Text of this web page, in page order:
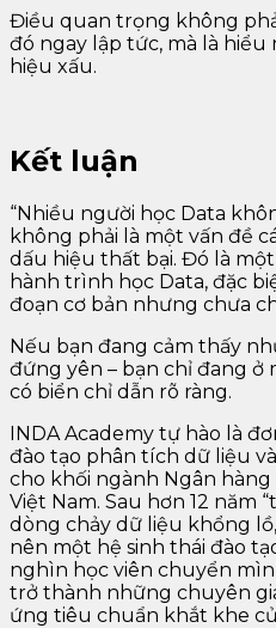
Điều quan trọng không
đó ngay lập tức, mà là
hiệu xấu.
Kết luận
“Nhiều người học Data
không phải là một vấn đề
dấu hiệu thất bại. Đó là
hành trình học Data, đặc
đoạn cơ bản nhưng chưa
Nếu bạn đang cảm thấy
đứng yên – bạn chỉ đang
có biển chỉ dẫn rõ ràng.
INDA Academy tự hào là
đào tạo phân tích dữ liệu
cho khối ngành Ngân hàng
Việt Nam. Sau hơn 12 năm
dòng chảy dữ liệu khổng
nên một hệ sinh thái đào
nghìn học viên chuyển
trở thành những chuyên
ứng tiêu chuẩn khắt khe